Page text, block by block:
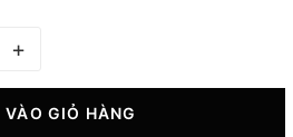
+
VÀO GIỎ HÀNG